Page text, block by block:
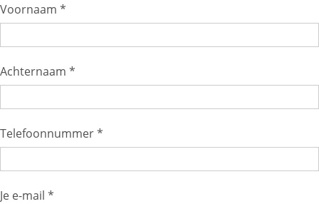
Voornaam *
Achternaam *
Telefoonnummer *
Je e-mail *